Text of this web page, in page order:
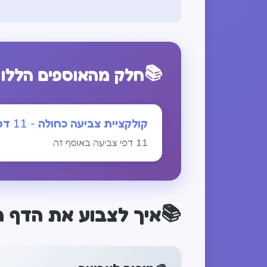
📚חלק מהאוספים הללו
קולקציית צביעה כחולה - 11 דפי כיף
11 דפי צביעה באוסף זה
📚איך לצבוע את הדף